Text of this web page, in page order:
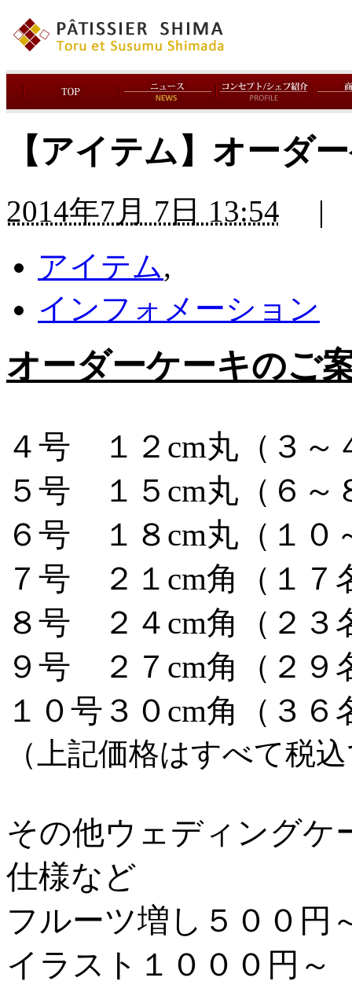
【アイテム】オーダ
2014年7月 7日 13:54 |
アイテム,
インフォメーション
オーダーケーキのご
４号 １２cm丸（３
５号 １５cm丸（６
６号 １８cm丸（１
７号 ２１cm角（１
８号 ２４cm角（２
９号 ２７cm角（２
１０号３０cm角（３
（上記価格はすべて税
その他ウェディングケ
仕様など
フルーツ増し５００円
イラスト１０００円～